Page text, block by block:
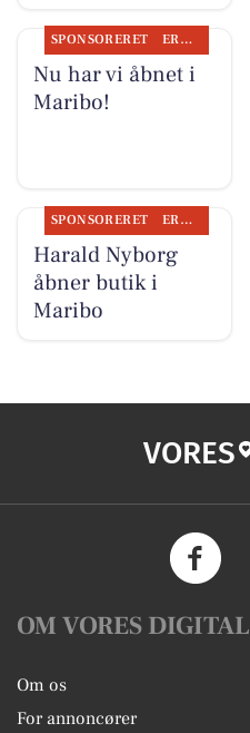
SPONSORERET ERHVERV
Nu har vi åbnet i
Maribo!
SPONSORERET ERHVERV
Harald Nyborg
åbner butik i
Maribo
VORES
OM VORES DIGITAL
Om os
For annoncører